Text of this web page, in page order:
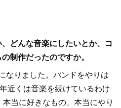
どんな音楽にしたいとか、コ
制作だったのですか。
なりました。バンドをやりは
近くは音楽を続けているわけ
当に好きなもの、本当にやり